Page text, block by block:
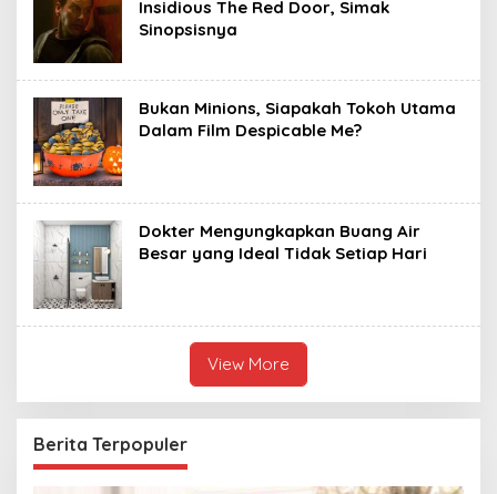
Insidious The Red Door, Simak
Sinopsisnya
Bukan Minions, Siapakah Tokoh Utama
Dalam Film Despicable Me?
Dokter Mengungkapkan Buang Air
Besar yang Ideal Tidak Setiap Hari
View More
Berita Terpopuler